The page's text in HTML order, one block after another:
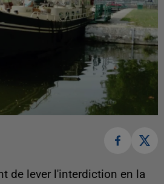
de lever l'interdiction en la